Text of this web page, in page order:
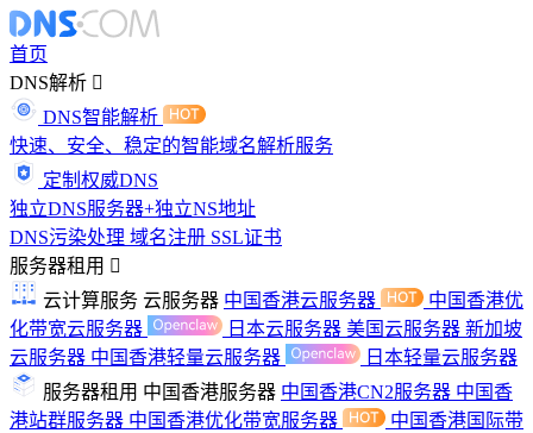
首页
DNS解析
DNS智能解析
快速、安全、稳定的智能域名解析服务
定制权威DNS
独立DNS服务器+独立NS地址
DNS污染处理 域名注册 SSL证书
服务器租用
云计算服务 云服务器 中国香港云服务器
中国香港优
化带宽云服务器
日本云服务器 美国云服务器 新加坡
云服务器 中国香港轻量云服务器
日本轻量云服务器
服务器租用 中国香港服务器 中国香港CN2服务器 中国香
港站群服务器 中国香港优化带宽服务器
中国香港国际带